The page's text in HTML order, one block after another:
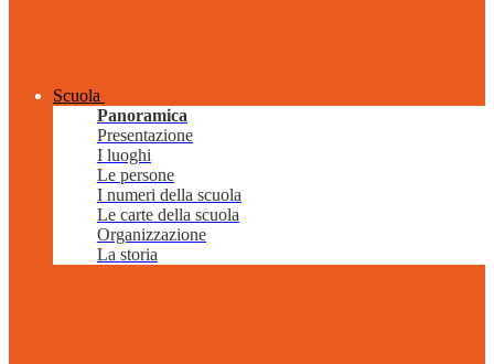
Scuola
Panoramica
Presentazione
I luoghi
Le persone
I numeri della scuola
Le carte della scuola
Organizzazione
La storia